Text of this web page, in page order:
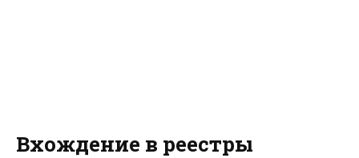
Вхождение в реестры